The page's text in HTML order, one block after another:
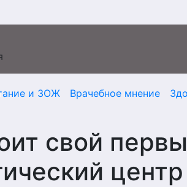
и ЗОЖ Врачебное мнение
свой